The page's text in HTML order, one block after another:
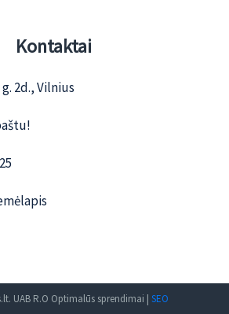
Kontaktai
2d., Vilnius
UAB R.O Optimalūs sprendimai | SEO